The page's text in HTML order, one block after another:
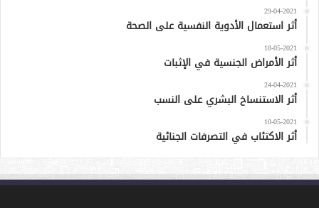
29-04-2021
أثر استعمال الأدوية النفسية على الصحة
18-05-2021
أثر الأمراض الجنسية في الإثبات
24-04-2021
أثر الاستنساخ البشري على النسب
10-05-2021
أثر الاكتئاب في التصرفات الجنائية